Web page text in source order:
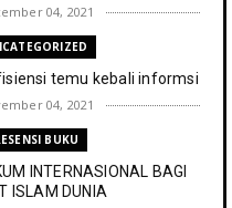
04, 2021
temu kebali informsi
04, 2021
BUKU
INTERNASIONAL BAGI
ISLAM DUNIA